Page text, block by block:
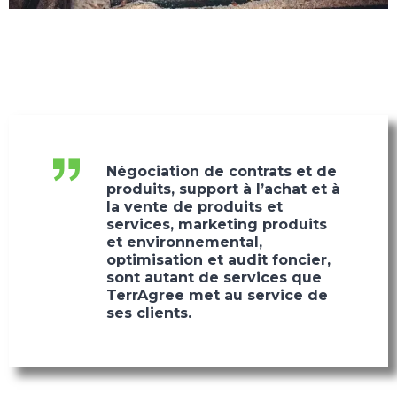
Négociation de contrats et de
produits, support à l’achat et à
la vente de produits et
services, marketing produits
et environnemental,
optimisation et audit foncier,
sont autant de services que
TerrAgree met au service de
ses clients.